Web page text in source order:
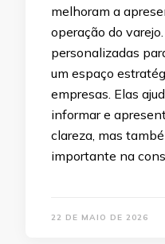
melhoram a
operação do
personalizadas
um espaço
empresas. Elas
informar e
clareza, mas
importante na
22 DE MAIO DE 2026